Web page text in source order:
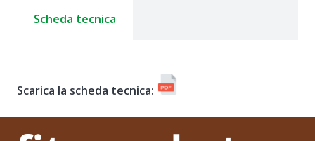
Scheda tecnica
Scarica la scheda tecnica: